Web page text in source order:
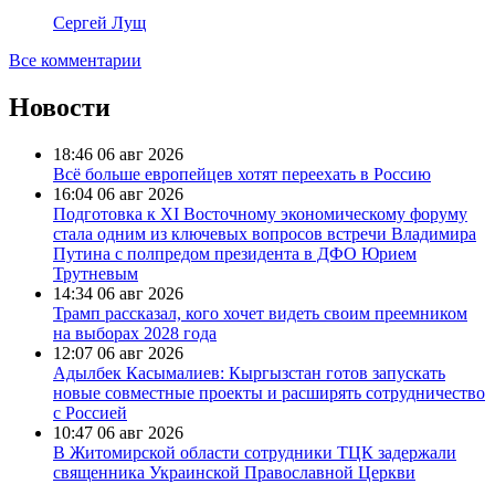
Сергей Лущ
Все комментарии
Новости
18:46 06 авг 2026
Всё больше европейцев хотят переехать в Россию
16:04 06 авг 2026
Подготовка к XI Восточному экономическому форуму
стала одним из ключевых вопросов встречи Владимира
Путина с полпредом президента в ДФО Юрием
Трутневым
14:34 06 авг 2026
Трамп рассказал, кого хочет видеть своим преемником
на выборах 2028 года
12:07 06 авг 2026
Адылбек Касымалиев: Кыргызстан готов запускать
новые совместные проекты и расширять сотрудничество
с Россией
10:47 06 авг 2026
В Житомирской области сотрудники ТЦК задержали
священника Украинской Православной Церкви